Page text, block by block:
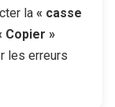
la « casse
Copier »
les erreurs